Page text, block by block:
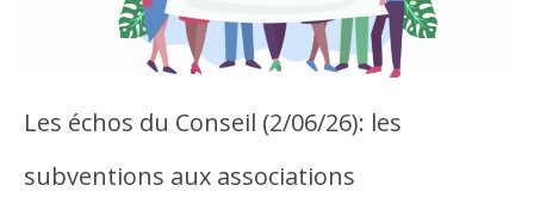
Les échos du Conseil (2/06/26): les
subventions aux associations